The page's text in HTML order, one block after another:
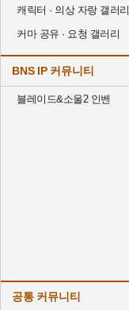
캐릭터 · 의상 자랑 갤러리
커마 공유 · 요청 갤러리
BNS IP 커뮤니티
블레이드&소울2 인벤
공통 커뮤니티